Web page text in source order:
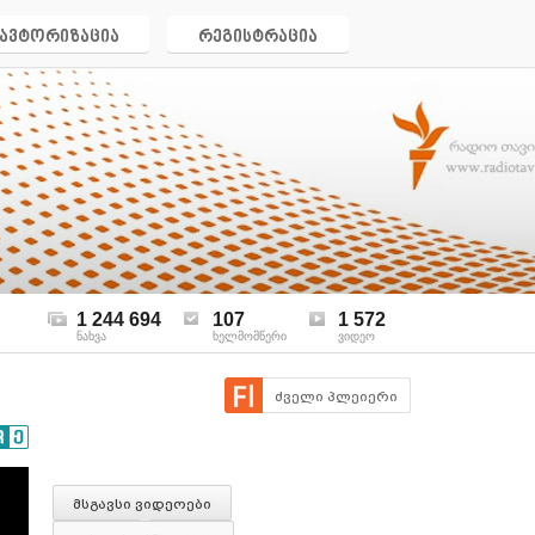
ავტორიზაცია რეგისტრაცია
1 244 694
ნახვა
107
ხელმომწერი
1 572
ვიდეო
ძველი პლეიერი
მსგავსი ვიდეოები